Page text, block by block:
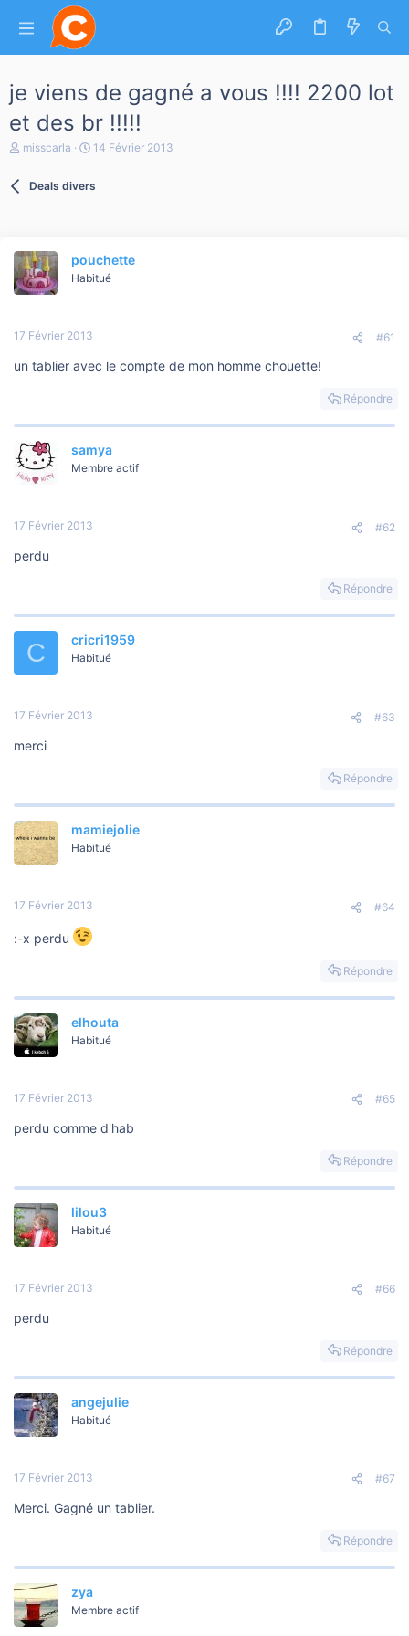
je viens de gagné a vous !!!! 2200 lot
et des br !!!!!
A
e
l
a
d
c
s
n
misscarla
D
e
b
u
14 Février 2013
Deals divers
pouchette
Habitué
17 Février 2013 #61
un tablier avec le compte de mon homme chouette!
Répondre
samya
Membre actif
17 Février 2013 #62
perdu
Répondre
C cricri1959
Habitué
17 Février 2013 #63
merci
Répondre
mamiejolie
Habitué
17 Février 2013 #64
:-x perdu
Répondre
elhouta
Habitué
17 Février 2013 #65
perdu comme d'hab
Répondre
lilou3
Habitué
17 Février 2013 #66
perdu
Répondre
angejulie
Habitué
17 Février 2013 #67
Merci. Gagné un tablier.
Répondre
zya
Membre actif